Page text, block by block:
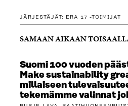
JÄRJESTÄJÄT: ERA 17 -TOIMIJAT
SAMAAN AIKAAN
Suomi 100 vuoden
Make sustainability
millaiseen
tekemämme valinnat